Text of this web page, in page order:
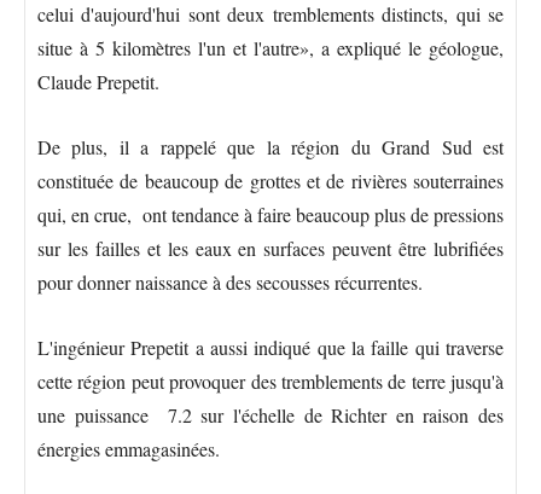
celui d'aujourd'hui sont deux tremblements distincts, qui se
situe à 5 kilomètres l'un et l'autre», a expliqué le géologue,
Claude Prepetit.
De plus, il a rappelé que la région du Grand Sud est
constituée de beaucoup de grottes et de rivières souterraines
qui, en crue, ont tendance à faire beaucoup plus de pressions
sur les failles et les eaux en surfaces peuvent être lubrifiées
pour donner naissance à des secousses récurrentes.
L'ingénieur Prepetit a aussi indiqué que la faille qui traverse
cette région peut provoquer des tremblements de terre jusqu'à
une puissance 7.2 sur l'échelle de Richter en raison des
énergies emmagasinées.